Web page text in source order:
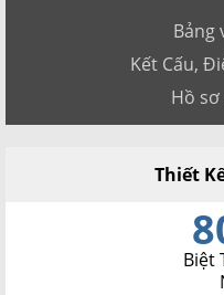
Bảng
Kết Cấu,
Hồ
Thiết
Biệt